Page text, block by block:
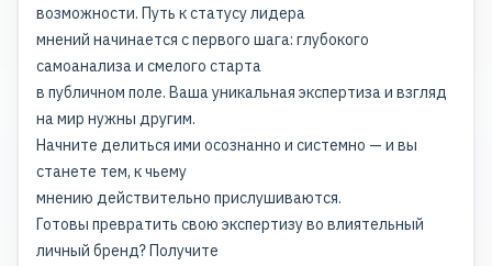
возможности. Путь к статусу лидера
мнений начинается с первого шага: глубокого
самоанализа и смелого старта
в публичном поле. Ваша уникальная экспертиза и взгляд
на мир нужны другим.
Начните делиться ими осознанно и системно — и вы
станете тем, к чьему
мнению действительно прислушиваются.
Готовы превратить свою экспертизу во влиятельный
личный бренд? Получите